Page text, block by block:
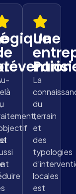
Une
La
du
terrain
et
des
typologies
locales
est